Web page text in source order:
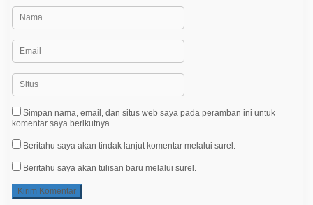
Simpan nama, email, dan situs web saya pada peramban ini untuk
komentar saya berikutnya.
Beritahu saya akan tindak lanjut komentar melalui surel.
Beritahu saya akan tulisan baru melalui surel.